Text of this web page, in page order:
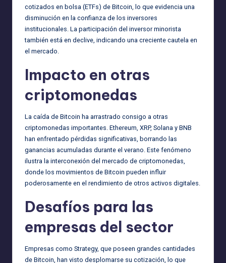
cotizados en bolsa (ETFs) de Bitcoin, lo que evidencia una
disminución en la confianza de los inversores
institucionales. La participación del inversor minorista
también está en declive, indicando una creciente cautela en
el mercado.
Impacto en otras
criptomonedas
La caída de Bitcoin ha arrastrado consigo a otras
criptomonedas importantes. Ethereum, XRP, Solana y BNB
han enfrentado pérdidas significativas, borrando las
ganancias acumuladas durante el verano. Este fenómeno
ilustra la interconexión del mercado de criptomonedas,
donde los movimientos de Bitcoin pueden influir
poderosamente en el rendimiento de otros activos digitales.
Desafíos para las
empresas del sector
Empresas como Strategy, que poseen grandes cantidades
de Bitcoin, han visto desplomarse su cotización, lo que